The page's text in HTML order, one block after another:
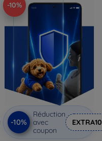
-10%
-10%
Réduction
avec
coupon
EXTRA10